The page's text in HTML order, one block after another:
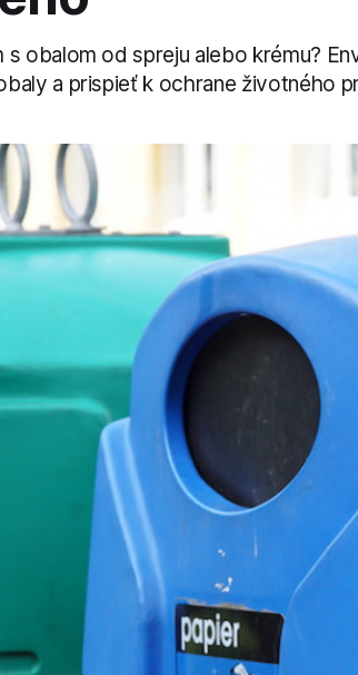
s obalom od spreju alebo krému?
a prispieť k ochrane životného